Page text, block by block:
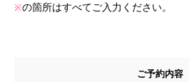
※の箇所はすべてご入力ください。
ご予約内容